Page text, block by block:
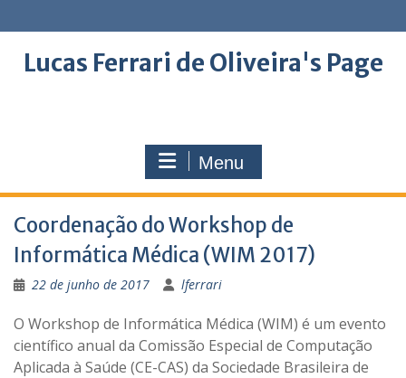
to
Lucas Ferrari de Oliveira's Page
Menu
Coordenação do Workshop de
Informática Médica (WIM 2017)
22 de junho de 2017 lferrari
O Workshop de In­for­má­tica Mé­dica (WIM) é um evento
ci­en­tí­fico anual da Co­missão Es­pe­cial de Com­pu­tação
Apli­cada à Saúde (CE-CAS) da So­ci­e­dade Bra­si­leira de